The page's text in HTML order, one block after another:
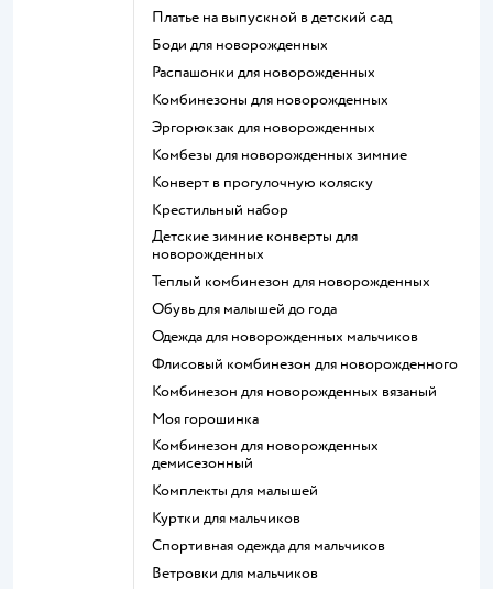
Платье на выпускной в детский сад
Боди для новорожденных
Распашонки для новорожденных
Комбинезоны для новорожденных
Эргорюкзак для новорожденных
Комбезы для новорожденных зимние
Конверт в прогулочную коляску
Крестильный набор
Детские зимние конверты для
новорожденных
Теплый комбинезон для новорожденных
Обувь для малышей до года
Одежда для новорожденных мальчиков
Флисовый комбинезон для новорожденного
Комбинезон для новорожденных вязаный
Моя горошинка
Комбинезон для новорожденных
демисезонный
Комплекты для малышей
Куртки для мальчиков
Спортивная одежда для мальчиков
Ветровки для мальчиков